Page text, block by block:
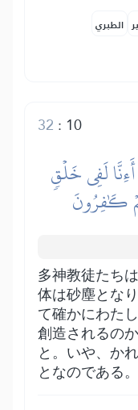
الطبري
10
:
32
لَفِي خَلۡقٖ
كَٰفِرُونَ
多神教徒たち
体は砂塵とな
て確かにわた
創造されるの
と。いや、か
となのである。